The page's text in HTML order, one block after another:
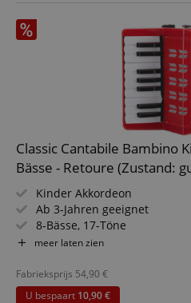
Classic Cantabile Bambino
Bässe - Retoure (Zustand:
Kinder Akkordeon
Ab 3-Jahren geeignet
8-Bässe, 17-Töne
Luftventil
meer laten zien
Fabrieksprijs 54,90 €
U bespaart 10,90 €